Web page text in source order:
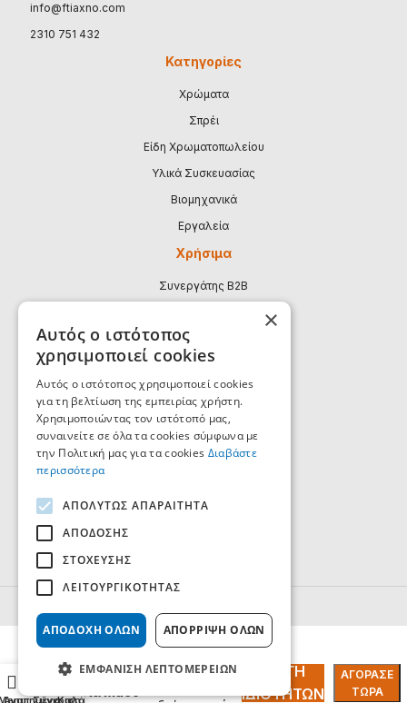
info@ftiaxno.com
2310 751 432
Κατηγορίες
Χρώματα
Σπρέι
Είδη Χρωματοπωλείου
Υλικά Συσκευασίας
Βιομηχανικά
Εργαλεία
Χρήσιμα
Συνεργάτης B2B
Κατάλογοι
Επικοινωνία
Τρόποι Πληρωμής
Τρόποι Παράδοσης - Αποστολής
Πολιτική Επιστροφών
© Ftiaxno.com
Designed by
Κατσαβίδια
ΕΠΙΛΟΓΉ
ΙΔΙΟΤΉΤΩΝ
ΑΓΌΡΑΣΕ
ΤΏΡΑ
Αγαπημένα
Σύγκριση
Καλάθι
×
Αυτός ο ιστότοπος
χρησιμοποιεί cookies
Αυτός ο ιστότοπος χρησιμοποιεί cookies
για τη βελτίωση της εμπειρίας χρήστη.
Χρησιμοποιώντας τον ιστότοπό μας,
συναινείτε σε όλα τα cookies σύμφωνα με
την Πολιτική μας για τα cookies Διαβάστε
περισσότερα
ΑΠΟΛΎΤΩΣ ΑΠΑΡΑΊΤΗΤΑ
ΑΠΌΔΟΣΗΣ
ΣΤΌΧΕΥΣΗΣ
ΛΕΙΤΟΥΡΓΙΚΌΤΗΤΑΣ
ΑΠΟΔΟΧΉ ΌΛΩΝ ΑΠΌΡΡΙΨΗ ΌΛΩΝ
ΕΜΦΆΝΙΣΗ ΛΕΠΤΟΜΕΡΕΙΏΝ